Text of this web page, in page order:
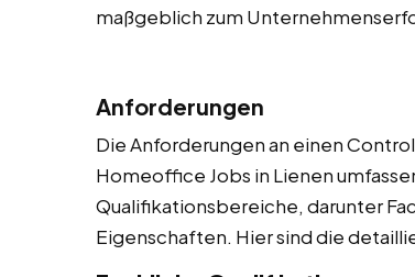
maßgeblich zum
Anforderungen
Die Anforderungen an einen
Homeoffice Jobs in Lienen
Qualifikationsbereiche, darunter
Eigenschaften. Hier sind die